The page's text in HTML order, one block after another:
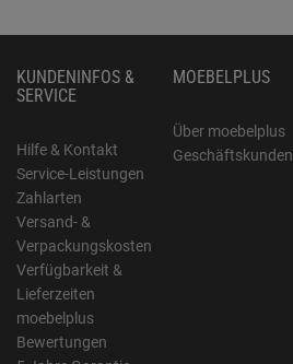
KUNDENINFOS &
SERVICE
Hilfe & Kontakt
Service-Leistungen
Zahlarten
Versand- &
Verpackungskosten
Verfügbarkeit &
Lieferzeiten
moebelplus
Bewertungen
MOEBELPLUS
Über moebelplus
Geschäftskunden